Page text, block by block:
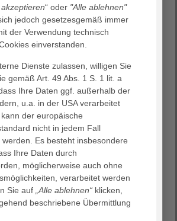
In guten Händen
Wohlbefinden
Lounge
& Unterhaltung
Kulinarische Genüsse
akzeptieren“ oder "Alle ablehnen"
jedoch gesetzesgemäß immer
der Verwendung technisch
einverstanden.
Dienste zulassen, willigen Sie
gemäß Art. 49 Abs. 1 S. 1 lit. a
Ihre Daten ggf. außerhalb der
u.a. in der USA verarbeitet
der europäische
nicht in jedem Fall
Es besteht insbesondere
Ihre Daten durch
möglicherweise auch ohne
verarbeitet werden
Sie auf „Alle ablehnen“ klicken,
beschriebene Übermittlung